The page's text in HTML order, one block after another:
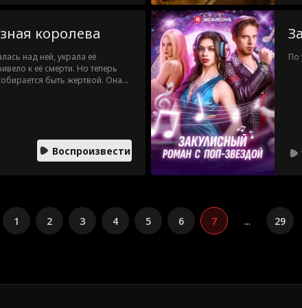
королева
над ней, украла её
к её смерти. Но теперь
быть жертвой. Она
Воспроизвести
По
1 2 3 4 5 6 7 ... 29